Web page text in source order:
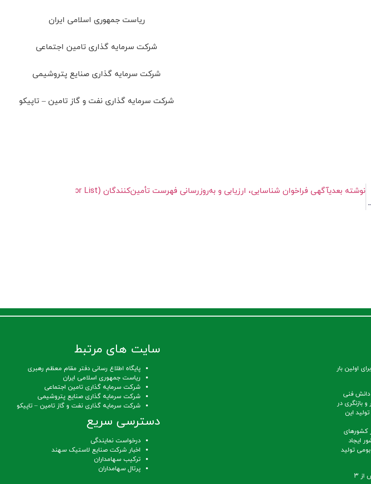
ریاست جمهوری اسلامی ایران
شرکت سرمایه گذاری تامین اجتماعی
شرکت سرمایه گذاری صنایع پتروشیمی
شرکت سرمایه گذاری نفت و گاز تامین – تاپیکو
شرکت صنایع لاستیکی سهند
نوشته بعدیآگهی فراخوان شناسایی، ارزیابی و به‌روزرسانی فهرست تأمین‌کنندگان (Vendor List)
فوق سنگین بالای 1000 متر برای اولین بار
فنی
فوق سنگین بالای 1000 متر و بازنگری در
این
کشورهای
ایجاد
تولید
با تداوم تولید این محصول سالانه از خروج بیش از ۳
سایت های مرتبط
پایگاه اطلاع رسانی دفتر مقام معظم رهبری
ریاست جمهوری اسلامی ایران
شرکت سرمایه گذاری تامین اجتماعی
شرکت سرمایه گذاری صنایع پتروشیمی
شرکت سرمایه گذاری نفت و گاز تامین – تاپیکو
دسترسی سریع
درخواست نمایندگی
اخبار شرکت صنایع لاستیک سهند
ترکیب سهامداران
پرتال سهامداران